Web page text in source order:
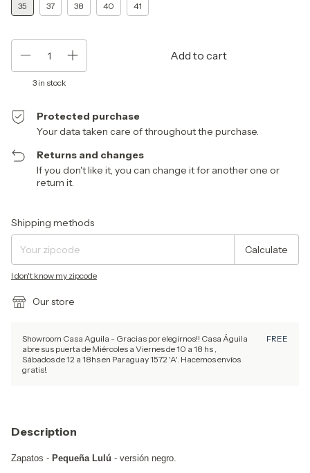
35 37 38 40 41
3in stock
Protected purchase
Your data taken care of throughout the purchase.
Returns and changes
If you don't like it, you can change it for another one or
return it.
Shipping for zipcode:
Shipping methods
Calculate
I don't know my zipcode
Our store
Showroom Casa Aguila - Gracias por elegirnos!! Casa Águila
abre sus puerta de Miércoles a Viernes de 10 a 18 hs ,
Sábados de 12 a 18hs en Paraguay 1572 'A'. Hacemos envíos
gratis!.
FREE
Description
Zapatos - Pequeña Lulú - versión negro.